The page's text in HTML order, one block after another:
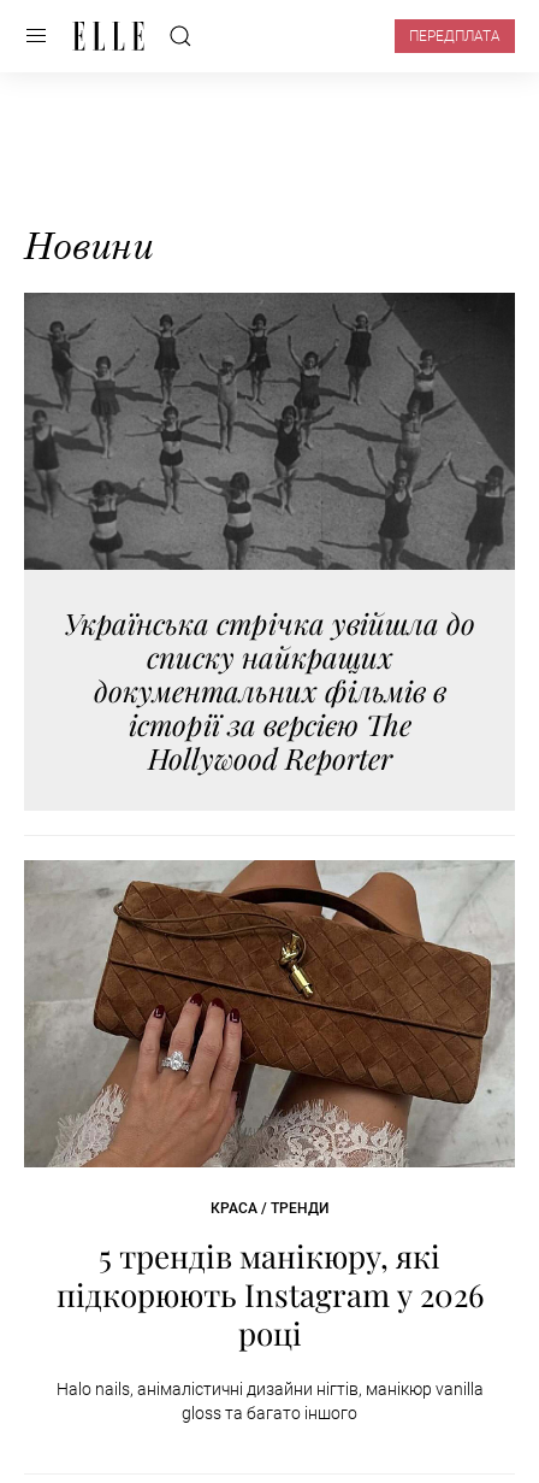
ПЕРЕДПЛАТА
Новини
Українська стрічка увійшла до
списку найкращих
документальних фільмів в
історії за версією The
Hollywood Reporter
КРАСА / ТРЕНДИ
5 трендів манікюру, які
підкорюють Instagram у 2026
році
Halo nails, анімалістичні дизайни нігтів, манікюр vanilla
gloss та багато іншого